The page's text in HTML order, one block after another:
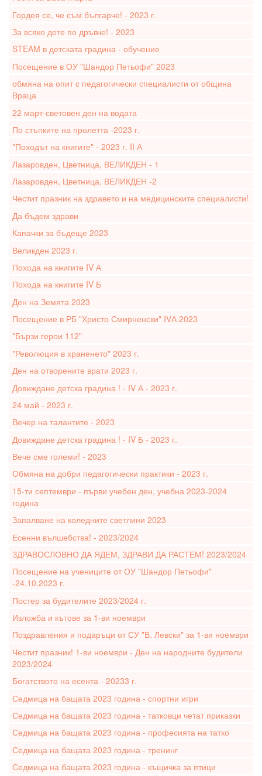
Гордея се, че съм българче! - 2023 г.
За всяко дете по дръвче! - 2023
STEAM в детската градина - обучение
Посещение в ОУ "Шандор Петьофи" 2023
обмяна на опит с педагогически специалисти от община
Враца
22 март-световен ден на водата
По стъпките на пролетта -2023 г.
"Походът на книгите" - 2023 г. II А
Лазаровден, Цветница, ВЕЛИКДЕН - 1
Лазаровден, Цветница, ВЕЛИКДЕН -2
Честит празник на здравето и на медицинските специалисти!
Да бъдем здрави
Капачки за бъдеще 2023
Великден 2023 г.
Похода на книгите IV А
Похода на книгите IV Б
Ден на Земята 2023
Посещение в РБ "Христо Смирненски" IVА 2023
"Бързи герои 112"
"Революция в храненето" 2023 г.
Ден на отворените врати 2023 г.
Довиждане детска градина ! - IV А - 2023 г.
24 май - 2023 г.
Вечер на талантите - 2023
Довиждане детска градина ! - IV Б - 2023 г.
Вече сме големи! - 2023
Обмяна на добри педагогически практики - 2023 г.
15-ти септември - първи учебен ден, учебна 2023-2024
година
Запалване на коледните светлини 2023
Есенни вълшебства! - 2023/2024
ЗДРАВОСЛОВНО ДА ЯДЕМ, ЗДРАВИ ДА РАСТЕМ! 2023/2024
Посещение на учениците от ОУ "Шандор Петьофи"
-24.10.2023 г.
Постер за будителите 2023/2024 г.
Изложба и кътове за 1-ви ноември
Поздравления и подаръци от СУ "В. Левски" за 1-ви ноември
Честит празник! 1-ви ноември - Ден на народните будители
2023/2024
Богатството на есента - 20233 г.
Седмица на бащата 2023 година - спортни игри
Седмица на бащата 2023 година - татковци четат приказки
Седмица на бащата 2023 година - професията на татко
Седмица на бащата 2023 година - тренинг
Седмица на бащата 2023 година - къщичка за птици